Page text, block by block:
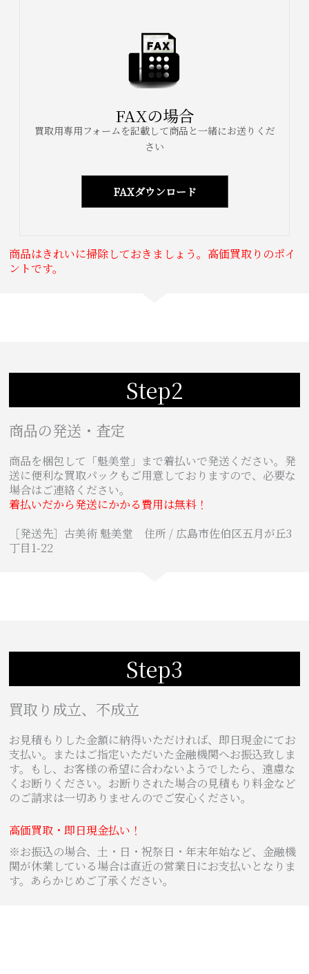
FAXの場合
買取用専用フォームを記載して商品と一緒にお送りくだ
さい
FAXダウンロード
商品はきれいに掃除しておきましょう。高価買取りのポイ
ントです。
Step2
商品の発送・査定
商品を梱包して「魁美堂」まで着払いで発送ください。発
送に便利な買取パックもご用意しておりますので、必要な
場合はご連絡ください。
着払いだから発送にかかる費用は無料！
［発送先］古美術 魁美堂 住所 / 広島市佐伯区五月が丘3
丁目1-22
Step3
買取り成立、不成立
お見積もりした金額に納得いただければ、即日現金にてお
支払い。またはご指定いただいた金融機関へお振込致しま
す。もし、お客様の希望に合わないようでしたら、遠慮な
くお断りください。お断りされた場合の見積もり料金など
のご請求は一切ありませんのでご安心ください。
高価買取・即日現金払い！
※お振込の場合、土・日・祝祭日・年末年始など、金融機
関が休業している場合は直近の営業日にお支払いとなりま
す。あらかじめご了承ください。